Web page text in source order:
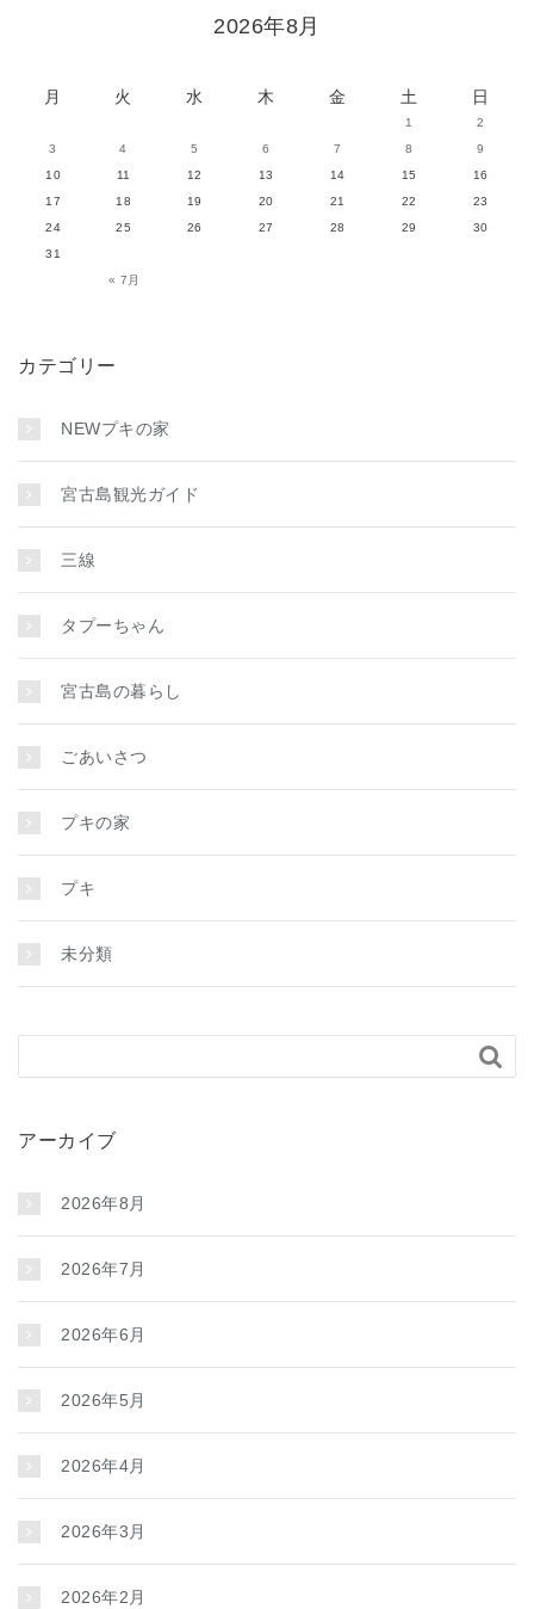
2026年8月
月 火 水 木 金 土 日
« 7月
1
2
3
4 5 6 7 8
9
10
11 12 13 14 15
16
17
18 19 20 21 22
23
24
25 26 27 28 29
30
31
カテゴリー
NEWプキの家
宮古島観光ガイド
三線
タプーちゃん
宮古島の暮らし
ごあいさつ
プキの家
プキ
未分類

アーカイブ
2026年8月
2026年7月
2026年6月
2026年5月
2026年4月
2026年3月
2026年2月